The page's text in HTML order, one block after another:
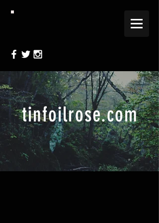
tinfoilrose.com